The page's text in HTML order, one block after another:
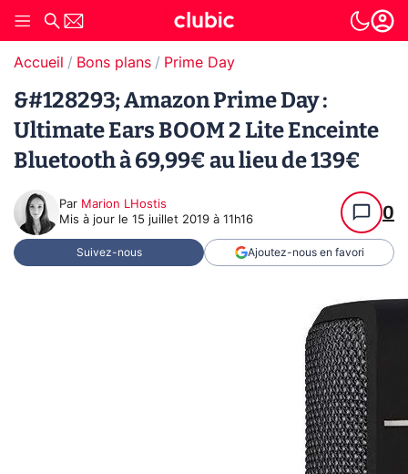
Accueil Bons plans Prime Day
&#128293; Amazon Prime Day :
Ultimate Ears BOOM 2 Lite Enceinte
Bluetooth à 69,99€ au lieu de 139€
Par Marion LHostis
Mis à jour le 15 juillet 2019 à 11h16 0
Suivez-nous Ajoutez-nous en favori